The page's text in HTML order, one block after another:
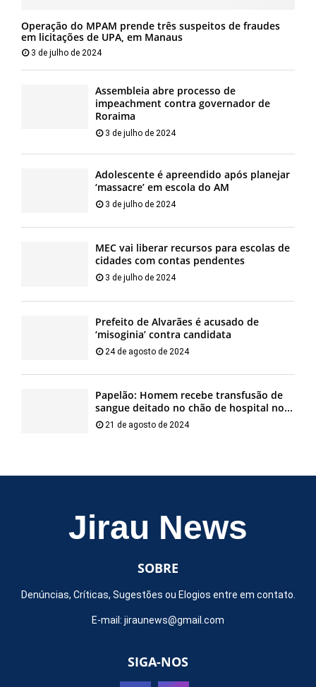
Operação do MPAM prende três suspeitos de fraudes
em licitações de UPA, em Manaus
3 de julho de 2024
Assembleia abre processo de
impeachment contra governador de
Roraima
3 de julho de 2024
Adolescente é apreendido após planejar
‘massacre’ em escola do AM
3 de julho de 2024
MEC vai liberar recursos para escolas de
cidades com contas pendentes
3 de julho de 2024
Prefeito de Alvarães é acusado de
‘misoginia’ contra candidata
24 de agosto de 2024
Papelão: Homem recebe transfusão de
sangue deitado no chão de hospital no...
21 de agosto de 2024
Jirau News
SOBRE
Denúncias, Críticas, Sugestões ou Elogios entre em contato.
E-mail: jiraunews@gmail.com
SIGA-NOS